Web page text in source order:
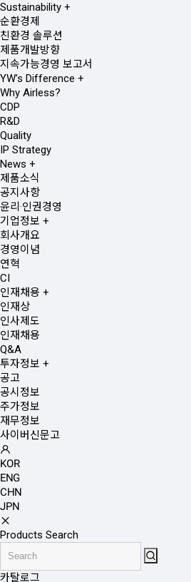
Sustainability +
순환경제
친환경 솔루션
제품개발방향
지속가능경영 보고서
YW’s Difference +
Why Airless?
CDP
R&D
Quality
IP Strategy
News +
제품소식
공지사항
윤리·인권경영
기업정보 +
회사개요
경영이념
연혁
CI
인재채용 +
인재상
인사제도
인재채용
Q&A
투자정보 +
공고
공시정보
주가정보
재무정보
사이버신문고
KOR
ENG
CHN
JPN
Products Search
카탈로그